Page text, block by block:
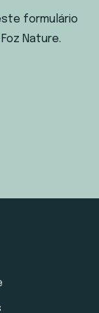
formulário
Nature.